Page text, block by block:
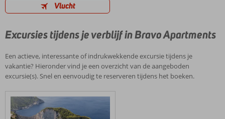
Vlucht
Excursies tijdens je verblijf in Bravo Apartments
Een actieve, interessante of indrukwekkende excursie tijdens je
vakantie? Hieronder vind je een overzicht van de aangeboden
excursie(s). Snel en eenvoudig te reserveren tijdens het boeken.